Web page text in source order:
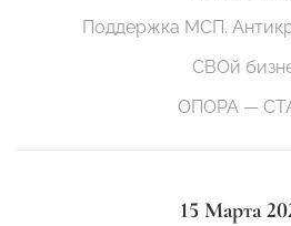
Поддержка МСП.
СВОй
ОПОРА —
15 Марта